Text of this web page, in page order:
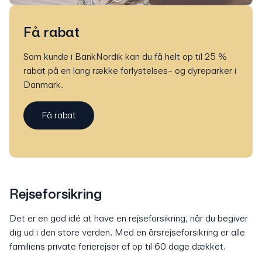
Få rabat
Som kunde i BankNordik kan du få helt op til 25 %
rabat på en lang række forlystelses- og dyreparker i
Danmark.
Få rabat
Rejseforsikring
Det er en god idé at have en rejseforsikring, når du begiver
dig ud i den store verden. Med en årsrejseforsikring er alle
familiens private ferierejser af op til 60 dage dækket.